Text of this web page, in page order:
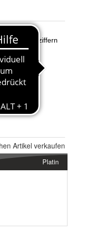
Artikel verkaufen
Platin